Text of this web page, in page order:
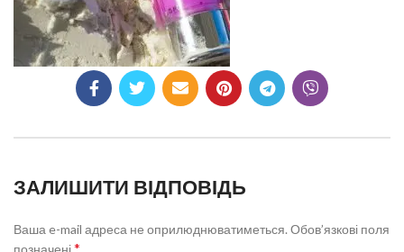
ЗАЛИШИТИ ВІДПОВІДЬ
Ваша e-mail адреса не оприлюднюватиметься. Обов’язкові поля
позначені*